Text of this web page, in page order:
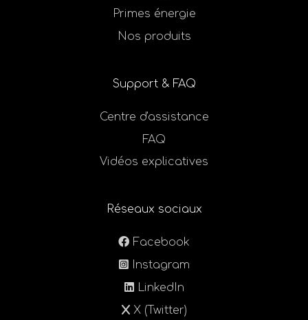
Primes énergie
Nos produits
Support & FAQ
Centre d'assistance
FAQ
Vidéos explicatives
Réseaux sociaux
Facebook
Instagram
LinkedIn
X (Twitter)